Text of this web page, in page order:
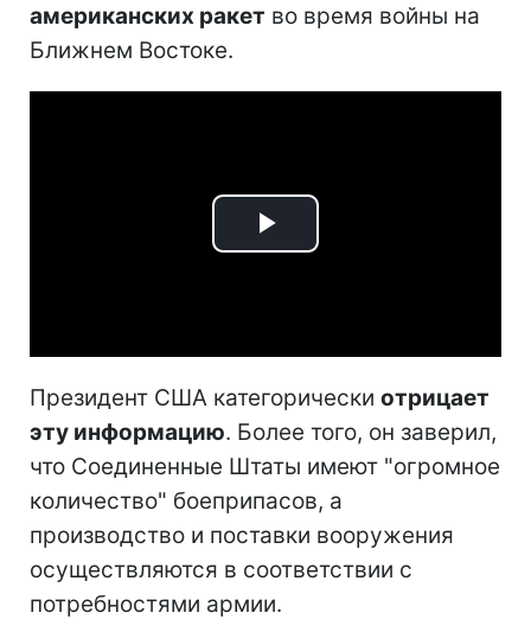
американских ракет во время войны на
Ближнем Востоке.
Play
Президент США категорически отрицает
эту информацию. Более того, он заверил,
что Соединенные Штаты имеют "огромное
количество" боеприпасов, а
производство и поставки вооружения
осуществляются в соответствии с
потребностями армии.